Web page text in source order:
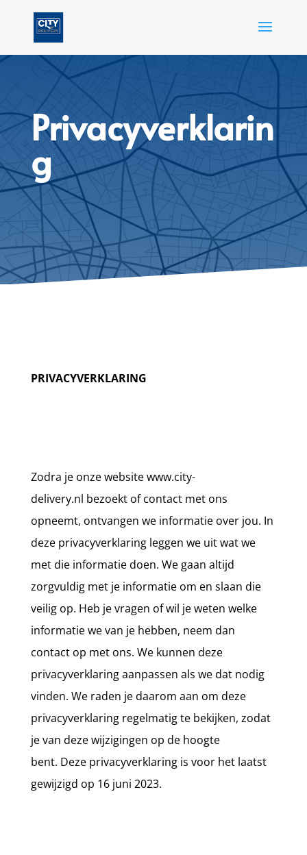
Privacyverklarin
g
PRIVACYVERKLARING
Zodra je onze website www.city-
delivery.nl bezoekt of contact met ons
opneemt, ontvangen we informatie over jou. In
deze privacyverklaring leggen we uit wat we
met die informatie doen. We gaan altijd
zorgvuldig met je informatie om en slaan die
veilig op. Heb je vragen of wil je weten welke
informatie we van je hebben, neem dan
contact op met ons. We kunnen deze
privacyverklaring aanpassen als we dat nodig
vinden. We raden je daarom aan om deze
privacyverklaring regelmatig te bekijken, zodat
je van deze wijzigingen op de hoogte
bent. Deze privacyverklaring is voor het laatst
gewijzigd op 16 juni 2023.